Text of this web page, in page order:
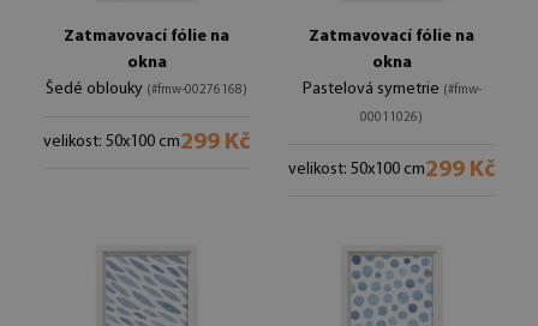
Zatmavovací fólie na
okna
Šedé oblouky (#fmw-00276168)
velikost: 50x100 cm299 Kč
Zatmavovací fólie na
okna
Pastelová symetrie (#fmw-
00011026)
velikost: 50x100 cm299 Kč